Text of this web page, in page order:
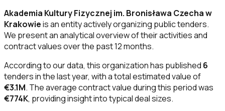
Akademia Kultury Fizycznej im. Bronisława Czecha w
Krakowieis an entity actively organizing public tenders.
We present an analytical overview of their activities and
contract values over the past 12 months.
According to our data, this organization has published 6
tenders in the last year, with a total estimated value of
€3.1M. The average contract value during this period was
€774K, providing insight into typical deal sizes.